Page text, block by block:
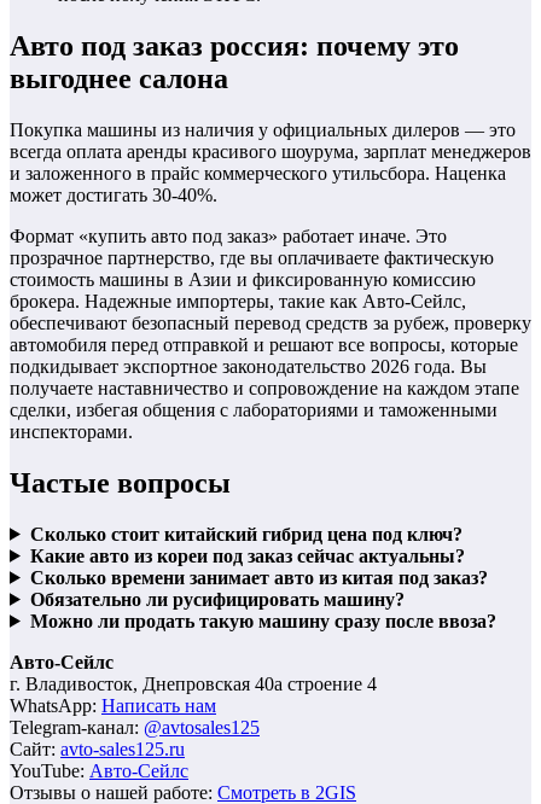
Авто под заказ россия: почему это
выгоднее салона
Покупка машины из наличия у официальных дилеров — это
всегда оплата аренды красивого шоурума, зарплат менеджеров
и заложенного в прайс коммерческого утильсбора. Наценка
может достигать 30-40%.
Формат «купить авто под заказ» работает иначе. Это
прозрачное партнерство, где вы оплачиваете фактическую
стоимость машины в Азии и фиксированную комиссию
брокера. Надежные импортеры, такие как Авто-Сейлс,
обеспечивают безопасный перевод средств за рубеж, проверку
автомобиля перед отправкой и решают все вопросы, которые
подкидывает экспортное законодательство 2026 года. Вы
получаете наставничество и сопровождение на каждом этапе
сделки, избегая общения с лабораториями и таможенными
инспекторами.
Частые вопросы
Сколько стоит китайский гибрид цена под ключ?
Какие авто из кореи под заказ сейчас актуальны?
Сколько времени занимает авто из китая под заказ?
Обязательно ли русифицировать машину?
Можно ли продать такую машину сразу после ввоза?
Авто-Сейлс
г. Владивосток, Днепровская 40а строение 4
WhatsApp: Написать нам
Telegram-канал: @avtosales125
Сайт: avto-sales125.ru
YouTube: Авто-Сейлс
Отзывы о нашей работе: Смотреть в 2GIS